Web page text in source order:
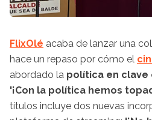
FlixOlé acaba de lanzar una
hace un repaso por cómo el
abordado la política en clave
'¡Con la política hemos
títulos incluye dos nuevas